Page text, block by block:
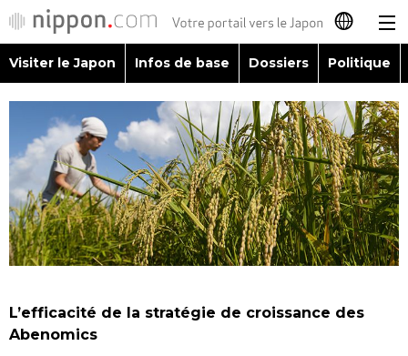
日本語
English
简体字
繁體字
Español
Visiter le Japon
Infos de base
Politique
Visiter le Japon Infos de base Dossiers Politique
L’efficacité de la stratégie de croissance des
Abenomics